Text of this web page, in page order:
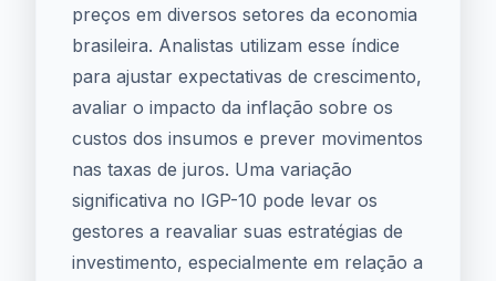
preços em diversos setores da economia
brasileira. Analistas utilizam esse índice
para ajustar expectativas de crescimento,
avaliar o impacto da inflação sobre os
custos dos insumos e prever movimentos
nas taxas de juros. Uma variação
significativa no IGP-10 pode levar os
gestores a reavaliar suas estratégias de
investimento, especialmente em relação a